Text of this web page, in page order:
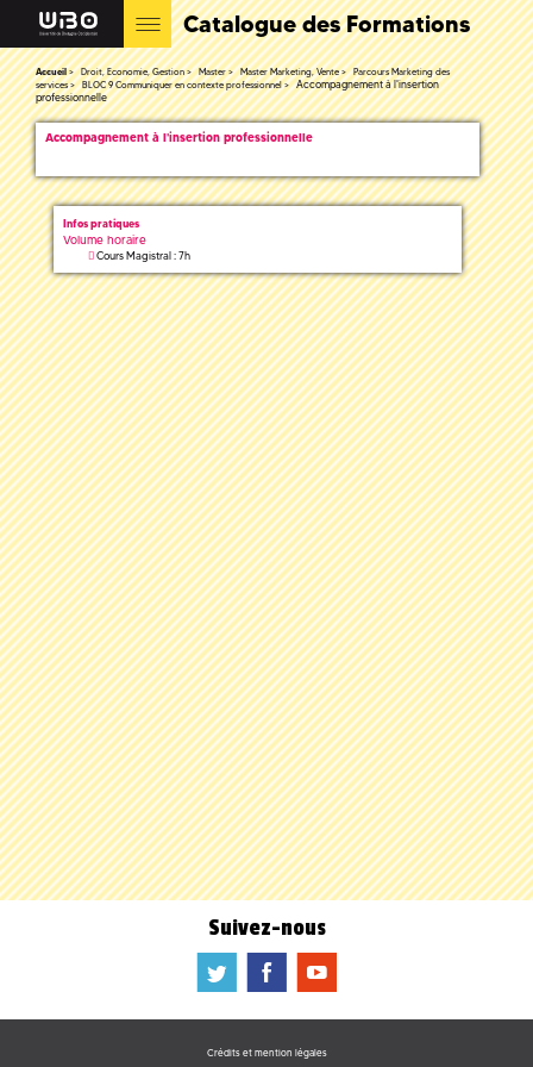
Catalogue des Formations
Accueil Droit, Economie, Gestion Master Master Marketing, Vente
Parcours Marketing des
services
BLOC 9 Communiquer en contexte professionnel
Accompagnement à l'insertion
professionnelle
Accompagnement à l'insertion professionnelle
Infos pratiques
Volume horaire
Cours Magistral : 7h
Suivez-nous
a b f
Crédits et mention légales